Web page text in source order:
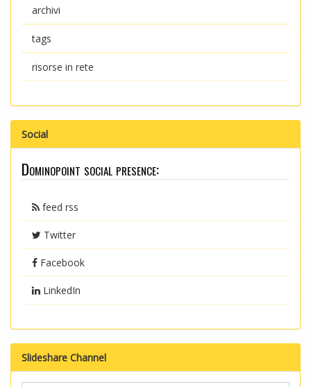
archivi
tags
risorse in rete
Social
Dominopoint social presence:
feed rss
Twitter
Facebook
LinkedIn
Slideshare Channel